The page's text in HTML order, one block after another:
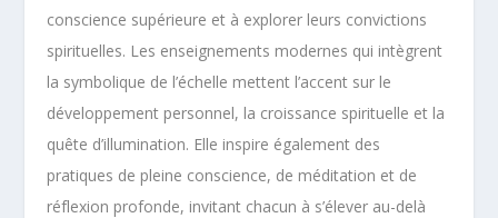
conscience supérieure et à explorer leurs convictions
spirituelles. Les enseignements modernes qui intègrent
la symbolique de l’échelle mettent l’accent sur le
développement personnel, la croissance spirituelle et la
quête d’illumination. Elle inspire également des
pratiques de pleine conscience, de méditation et de
réflexion profonde, invitant chacun à s’élever au-delà